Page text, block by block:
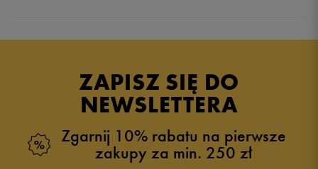
ZAPISZ SIĘ DO
NEWSLETTERA
Zgarnij 10% rabatu na pierwsze
zakupy za min. 250 zł